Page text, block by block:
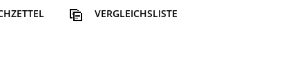
VERGLEICHSLISTE